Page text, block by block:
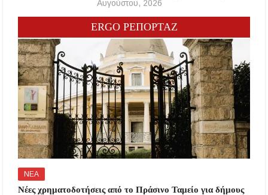
Αυγούστου, 2026
ERGO ΡΕΠΟΡΤΑΖ
ΝΕΑ
Νέες χρηματοδοτήσεις από το Πράσινο Ταμείο για δήμους